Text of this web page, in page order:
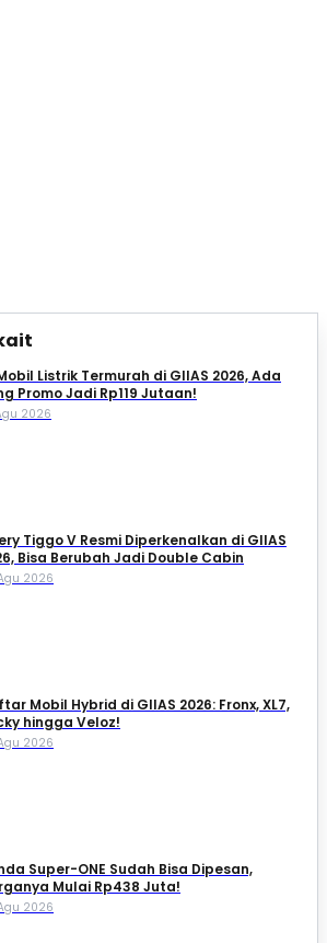
Listrik Termurah di GIIAS 2026, Ada
Promo Jadi Rp119 Jutaan!
2026
Tiggo V Resmi Diperkenalkan di GIIAS
Bisa Berubah Jadi Double Cabin
2026
Mobil Hybrid di GIIAS 2026: Fronx, XL7,
hingga Veloz!
2026
Super-ONE Sudah Bisa Dipesan,
Mulai Rp438 Juta!
2026